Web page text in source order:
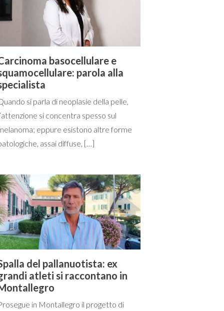
basocellulare e
parola alla
si parla di neoplasie della pelle,
si concentra spesso sul
eppure esistono altre forme
assai diffuse, […]
del pallanuotista: ex
atleti si raccontano in
in Montallegro il progetto di